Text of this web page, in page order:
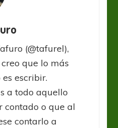
(@tafurel),
que lo más
escribir.
a todo aquello
contado o que al
contarlo a